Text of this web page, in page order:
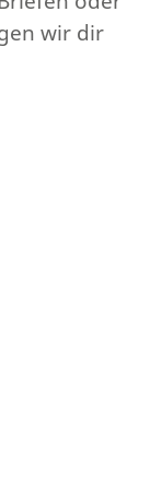
wir dir